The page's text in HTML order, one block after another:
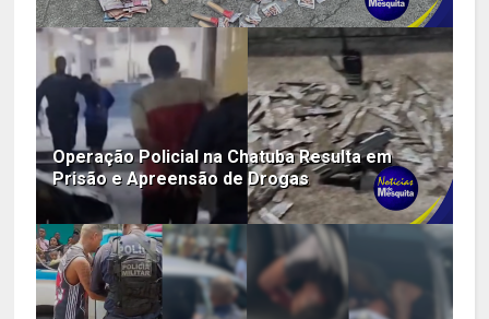
Operação Policial na Chatuba Resulta em
Prisão e Apreensão de Drogas